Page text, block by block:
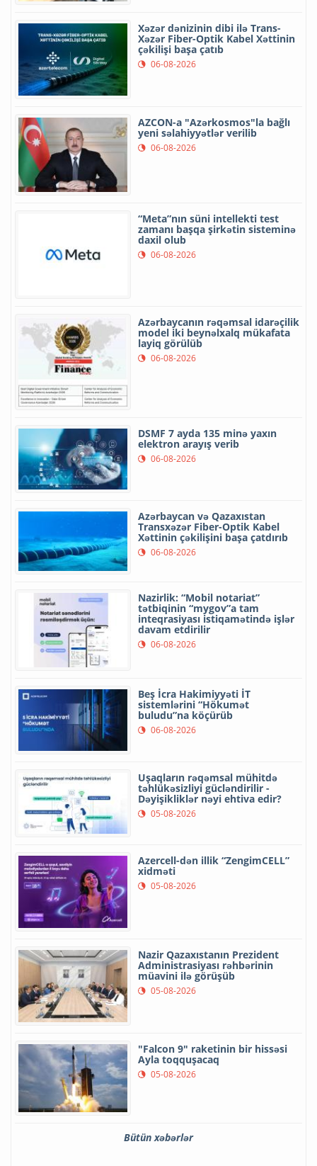
Xəzər dənizinin dibi ilə Trans-
Xəzər Fiber-Optik Kabel Xəttinin
çəkilişi başa çatıb
06-08-2026
AZCON-a "Azərkosmos"la bağlı
yeni səlahiyyətlər verilib
06-08-2026
“Meta”nın süni intellekti test
zamanı başqa şirkətin sisteminə
daxil olub
06-08-2026
Azərbaycanın rəqəmsal idarəçilik
model iki beynəlxalq mükafata
layiq görülüb
06-08-2026
DSMF 7 ayda 135 minə yaxın
elektron arayış verib
06-08-2026
Azərbaycan və Qazaxıstan
Transxəzər Fiber-Optik Kabel
Xəttinin çəkilişini başa çatdırıb
06-08-2026
Nazirlik: “Mobil notariat”
tətbiqinin “mygov”a tam
inteqrasiyası istiqamətində işlər
davam etdirilir
06-08-2026
Beş İcra Hakimiyyəti İT
sistemlərini “Hökumət
buludu”na köçürüb
06-08-2026
Uşaqların rəqəmsal mühitdə
təhlükəsizliyi gücləndirilir -
Dəyişikliklər nəyi ehtiva edir?
05-08-2026
Azercell-dən illik “ZengimCELL”
xidməti
05-08-2026
Nazir Qazaxıstanın Prezident
Administrasiyası rəhbərinin
müavini ilə görüşüb
05-08-2026
"Falcon 9" raketinin bir hissəsi
Ayla toqquşacaq
05-08-2026
Bütün xəbərlər